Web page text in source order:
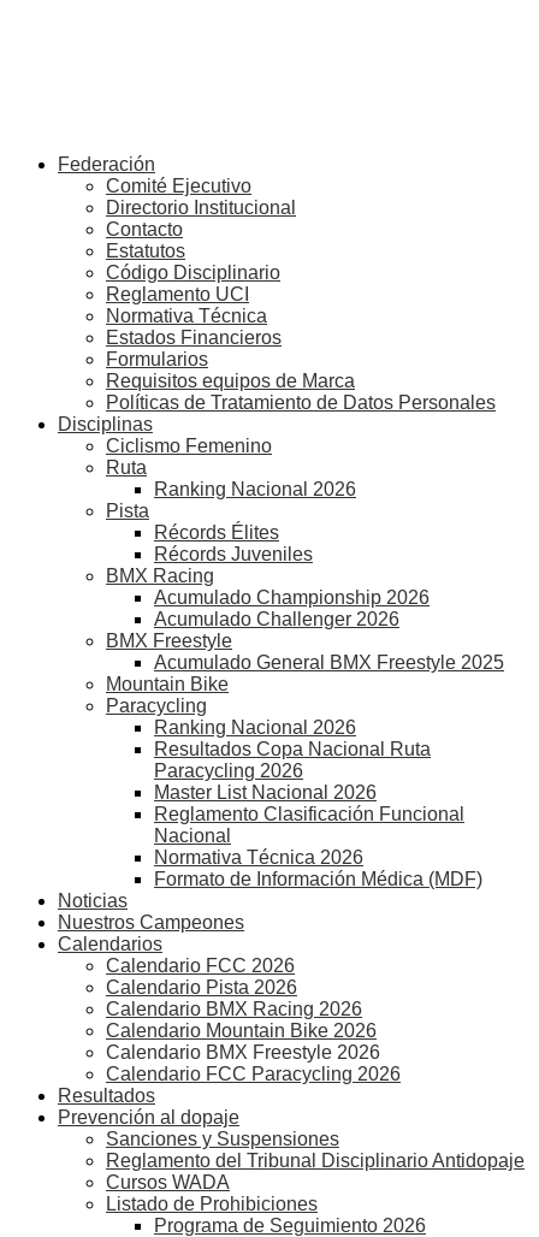
Federación
Comité Ejecutivo
Directorio Institucional
Contacto
Estatutos
Código Disciplinario
Reglamento UCI
Normativa Técnica
Estados Financieros
Formularios
Requisitos equipos de Marca
Políticas de Tratamiento de Datos Personales
Disciplinas
Ciclismo Femenino
Ruta
Ranking Nacional 2026
Pista
Récords Élites
Récords Juveniles
BMX Racing
Acumulado Championship 2026
Acumulado Challenger 2026
BMX Freestyle
Acumulado General BMX Freestyle 2025
Mountain Bike
Paracycling
Ranking Nacional 2026
Resultados Copa Nacional Ruta
Paracycling 2026
Master List Nacional 2026
Reglamento Clasificación Funcional
Nacional
Normativa Técnica 2026
Formato de Información Médica (MDF)
Noticias
Nuestros Campeones
Calendarios
Calendario FCC 2026
Calendario Pista 2026
Calendario BMX Racing 2026
Calendario Mountain Bike 2026
Calendario BMX Freestyle 2026
Calendario FCC Paracycling 2026
Resultados
Prevención al dopaje
Sanciones y Suspensiones
Reglamento del Tribunal Disciplinario Antidopaje
Cursos WADA
Listado de Prohibiciones
Programa de Seguimiento 2026